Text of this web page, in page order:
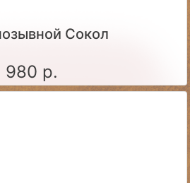
Сокол
980 р.